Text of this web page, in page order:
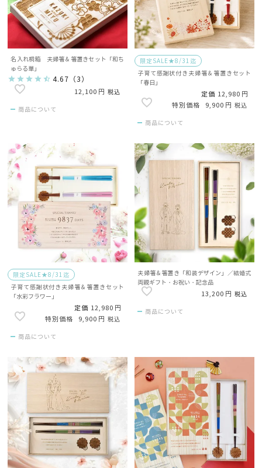
名入れ桐箱 夫婦箸＆箸置きセット「和ち
ゅらる華」
4.67 （3 ）
12,100 税込
商品について
限定SALE★8/31迄
子育て感謝状付き夫婦箸＆箸置きセット
「春日」
定価 12,980
9,900
税込
商品について
限定SALE★8/31迄
子育て感謝状付き夫婦箸＆箸置きセット
「水彩フラワー」
定価 12,980
9,900
税込
商品について
夫婦箸＆箸置き「和装デザイン」／結婚式
両親ギフト・お祝い・記念品
13,200 税込
商品について